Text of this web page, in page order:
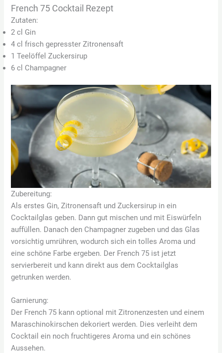
French 75 Cocktail Rezept
Zutaten:
2 cl Gin
4 cl frisch gepresster Zitronensaft
1 Teelöffel Zuckersirup
6 cl Champagner
Zubereitung:
Als erstes Gin, Zitronensaft und Zuckersirup in ein
Cocktailglas geben. Dann gut mischen und mit Eiswürfeln
auffüllen. Danach den Champagner zugeben und das Glas
vorsichtig umrühren, wodurch sich ein tolles Aroma und
eine schöne Farbe ergeben. Der French 75 ist jetzt
servierbereit und kann direkt aus dem Cocktailglas
getrunken werden.
Garnierung:
Der French 75 kann optional mit Zitronenzesten und einem
Maraschinokirschen dekoriert werden. Dies verleiht dem
Cocktail ein noch fruchtigeres Aroma und ein schönes
Aussehen.